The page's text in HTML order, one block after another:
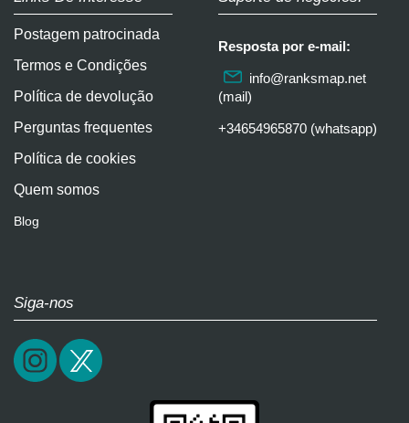
Postagem patrocinada
Termos e Condições
Política de devolução
Perguntas frequentes
Política de cookies
Quem somos
Blog
Resposta por e-mail:
info@ranksmap.net
(mail)
+34654965870 (whatsapp)
Siga-nos